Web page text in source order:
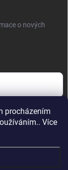
procházením
Více
o nových
osobních údajů